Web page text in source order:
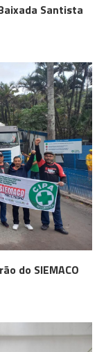
Santista
do SIEMACO